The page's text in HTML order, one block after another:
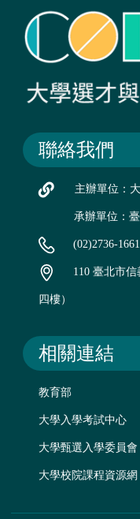
聯絡我們
主辦單位：
承辦單位：
(02)2736-
110 臺北市
四樓）
相關連結
教育部
大學入學考試中心
大學甄選入學委員會
大學校院課程資源網